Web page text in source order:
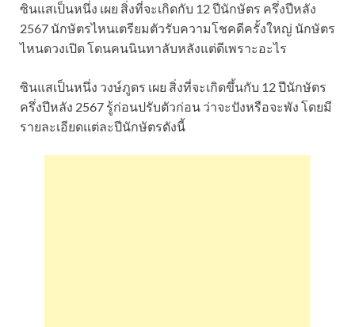
ซินแสเป็นหนึ่ง เผย สิ่งที่จะเกิดกับ 12 ปีนักษัตร ครึ่งปีหลัง
2567 นักษัตรไหนเตรียมตัวรับความโชคดีครั้งใหญ่ นักษัตร
ไหนดวงเปิด โดนคนนินทาลับหลังแต่ดีเพราะอะไร
ซินแสเป็นหนึ่ง วงษ์ภูดร เผย สิ่งที่จะเกิดขึ้นกับ 12 ปีนักษัตร
ครึ่งปีหลัง 2567 รู้ก่อนปรับตัวก่อน ว่าจะปังหรือจะพัง โดยมี
รายละเอียดแต่ละปีนักษัตรดังนี้